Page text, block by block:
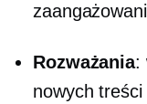
Rozważania:
nowych